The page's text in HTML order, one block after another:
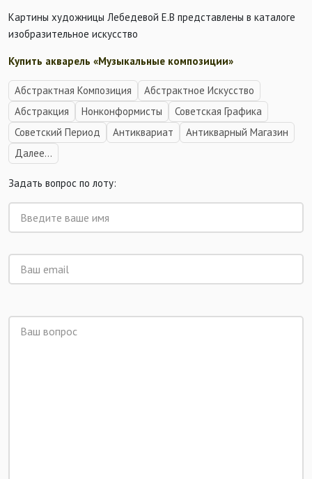
Картины художницы Лебедевой Е.В представлены в каталоге
изобразительное искусство
Купить акварель «Музыкальные композиции»
Абстрактная Композиция
Абстрактное Искусство
Абстракция
Нонконформисты
Советская Графика
Советский Период
Антиквариат
Антикварный Магазин
Далее...
Задать вопрос по лоту: